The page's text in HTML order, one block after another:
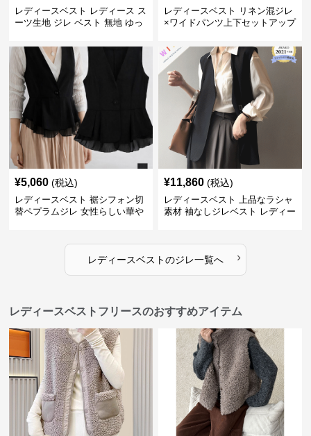
レディースベスト レディース ス
ーツ生地 ジレ ベスト 無地 ゆっ
レディースベスト リネン混ジレ
×ワイドパンツ上下セットアップ
¥5,060 (税込)
レディースベスト 裾シフォン切
替ペプラムジレ 女性らしい華や
¥11,860 (税込)
レディースベスト 上品なラシャ
素材 袖なしジレベスト レディー
レディースベストのジレ一覧へ ›
レディースベストフリースのおすすめアイテム